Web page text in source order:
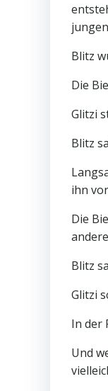
Blitz
Die
Glitzi
Blitz
ihn
Die
Blitz
Glitzi
In der
Und